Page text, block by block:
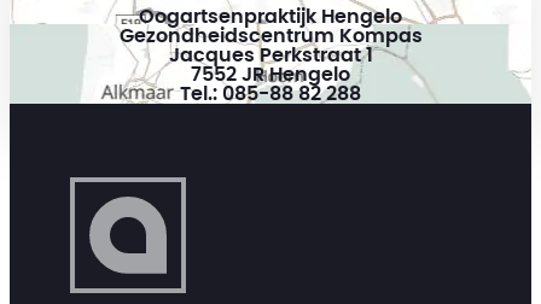
Oogartsenpraktijk Hengelo
Gezondheidscentrum Kompas
Jacques Perkstraat 1
7552 JR Hengelo
Tel.: 085-88 82 288